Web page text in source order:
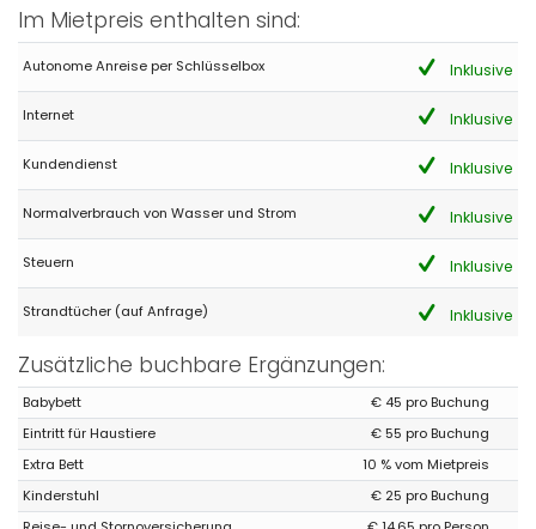
- 8,3
Als U dzze lokatie zou huren gaat U alleen tevreden zijn ,het
aangebodene is netjes en voldoende
(Übersetzt von Google)
Wenn Sie diesen Ort mieten würden, würden Sie nur zufrieden
sein, das Angebot ist ordentlich und ausreichend
Ältere Paare - August 2016 - Spanien :
tener acceso a la iluminicacion de la piscina, es una
preciosidad por la noche.
(Übersetzt von Google)
Der Zugang zur Poolbeleuchtung ist nachts wunderschön.
Im Mietpreis enthalten sind:
Autonome Anreise per Schlüsselbox Inklusive
Internet Inklusive
Kundendienst Inklusive
Normalverbrauch von Wasser und Strom Inklusive
Steuern Inklusive
Strandtücher (auf Anfrage) Inklusive
Zusätzliche buchbare Ergänzungen:
Babybett
€ 45 pro Buchung
Eintritt für Haustiere
€ 55 pro Buchung
Extra Bett
10 % vom Mietpreis
Kinderstuhl
€ 25 pro Buchung